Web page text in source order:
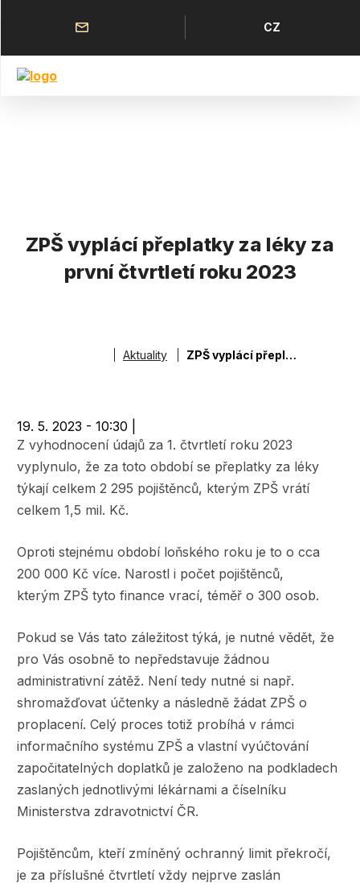
obsahu
Horní
menu
Jazyk
CZ
ZPŠ vyplácí přeplatky za léky za
první čtvrtletí roku 2023
DrobečkováAktuality ZPŠ vyplácí přeplatky za léky za první čtvrtletí roku 2023
19. 5. 2023 - 10:30
Z vyhodnocení údajů za 1. čtvrtletí roku 2023
vyplynulo, že za toto období se přeplatky za léky
týkají celkem 2 295 pojištěnců, kterým ZPŠ vrátí
celkem 1,5 mil. Kč.
Oproti stejnému období loňského roku je to o cca
200 000 Kč více. Narostl i počet pojištěnců,
kterým ZPŠ tyto finance vrací, téměř o 300 osob.
Pokud se Vás tato záležitost týká, je nutné vědět, že
pro Vás osobně to nepředstavuje žádnou
administrativní zátěž. Není tedy nutné si např.
shromažďovat účtenky a následně žádat ZPŠ o
proplacení. Celý proces totiž probíhá v rámci
informačního systému ZPŠ a vlastní vyúčtování
započitatelných doplatků je založeno na podkladech
zaslaných jednotlivými lékárnami a číselníku
Ministerstva zdravotnictví ČR.
Pojištěncům, kteří zmíněný ochranný limit překročí,
je za příslušné čtvrtletí vždy nejprve zaslán